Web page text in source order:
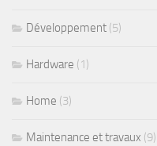
Développement (5)
Hardware (1)
Home (3)
Maintenance et travaux (9)